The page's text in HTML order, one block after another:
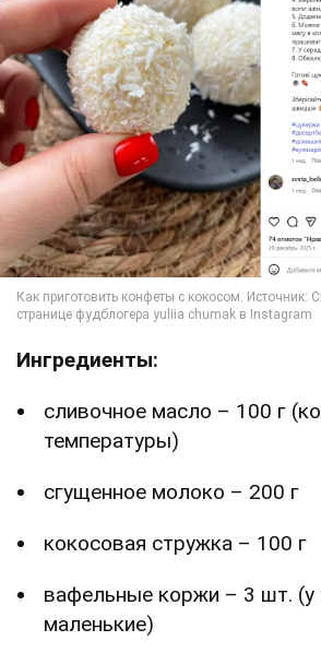
Ингредиенты:
сливочное масло – 100 г
температуры)
сгущенное молоко – 200 г
кокосовая стружка – 100 г
вафельные коржи – 3 шт. (у
маленькие)